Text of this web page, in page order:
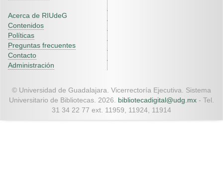
Acerca de RIUdeG
Contenidos
Políticas
Preguntas frecuentes
Contacto
Administración
© Universidad de Guadalajara. Vicerrectoría Ejecutiva. Sistema
Universitario de Bibliotecas. 2026. bibliotecadigital@udg.mx - Tel.
31 34 22 77 ext. 11959, 11924, 11914